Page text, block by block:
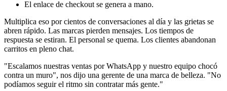
El enlace de checkout se genera a mano.
Multiplica eso por cientos de conversaciones al día y las grietas se
abren rápido. Las marcas pierden mensajes. Los tiempos de
respuesta se estiran. El personal se quema. Los clientes abandonan
carritos en pleno chat.
"Escalamos nuestras ventas por WhatsApp y nuestro equipo chocó
contra un muro", nos dijo una gerente de una marca de belleza. "No
podíamos seguir el ritmo sin contratar más gente."